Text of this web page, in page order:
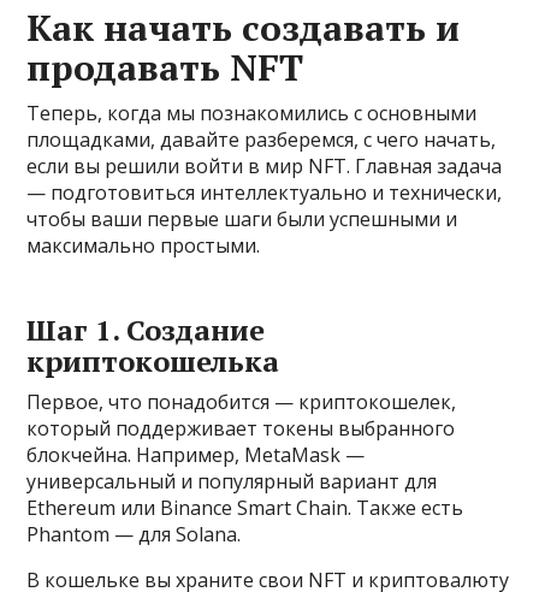
Как начать создавать и
продавать NFT
Теперь, когда мы познакомились с основными
площадками, давайте разберемся, с чего начать,
если вы решили войти в мир NFT. Главная задача
— подготовиться интеллектуально и технически,
чтобы ваши первые шаги были успешными и
максимально простыми.
Шаг 1. Создание
криптокошелька
Первое, что понадобится — криптокошелек,
который поддерживает токены выбранного
блокчейна. Например, MetaMask —
универсальный и популярный вариант для
Ethereum или Binance Smart Chain. Также есть
Phantom — для Solana.
В кошельке вы храните свои NFT и криптовалюту